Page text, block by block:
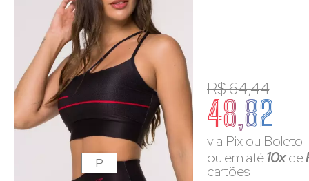
R$ 64,44
48,82
via Pix ou Boleto
ou em até10xde
cartões
P